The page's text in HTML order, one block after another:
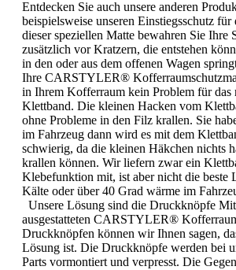
Entdecken Sie auch unsere anderen
beispielsweise unseren Einstiegsschutz
dieser speziellen Matte bewahren Sie Ihre
zusätzlich vor Kratzern, die entstehen
in den oder aus dem offenen Wagen
Ihre CARSTYLER®
in Ihrem Kofferraum kein Problem für das
Klettband. Die kleinen Hacken vom
ohne Probleme in den Filz krallen. Sie
im Fahrzeug dann wird es mit dem
schwierig, da die kleinen Häkchen nichts
krallen können. Wir liefern zwar ein
Klebefunktion mit, ist aber nicht die beste
Kälte oder über 40 Grad wärme im
Unsere Lösung sind die Druckknöpfe
ausgestatteten CARSTYLER®
Druckknöpfen können wir Ihnen sagen,
Lösung ist. Die Druckknöpfe werden bei
Parts vormontiert und verpresst. Die